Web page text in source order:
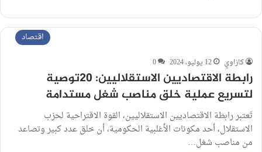
اقتصاد
كازاوي 12 يوليو، 2024 0
رابطة الاقتصاديين الاستقلاليين: 20توصية
لتسريع عملية خلق مناصب شغل مستدامة
تَعتبر رابطة الاقتصاديين الاستقلاليين، القوة الاقتراحية لحزب
الاستقلال، أحد مكونات الأغلبية الحكومية، أن خلق عدد كبير وتصاعد
من مناصب شغل…